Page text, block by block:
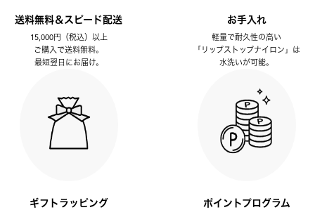
送料無料＆スピード配送
15,000円（税込）以上
ご購入で送料無料。
最短翌日にお届け。
お手入れ
軽量で耐久性の高い
「リップストップナイロン」は
水洗いが可能。
ギフトラッピング ポイントプログラム